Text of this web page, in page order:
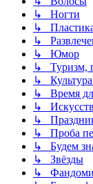
↳ Ногти
↳
↳
↳ Юмор
↳ Туризм,
↳ Культура
↳ Время
↳
↳
↳ Проба
↳ Будем
↳ Звёзды
↳